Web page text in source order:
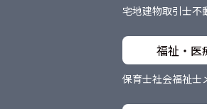
宅地建物取引士不
福祉・医
保育士社会福祉士